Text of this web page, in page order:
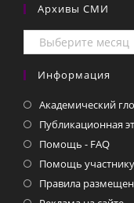
Архивы СМИ
Архивы
СМИ
Информация
Академический
Публикационная
Помощь - FAQ
Помощь
Правила